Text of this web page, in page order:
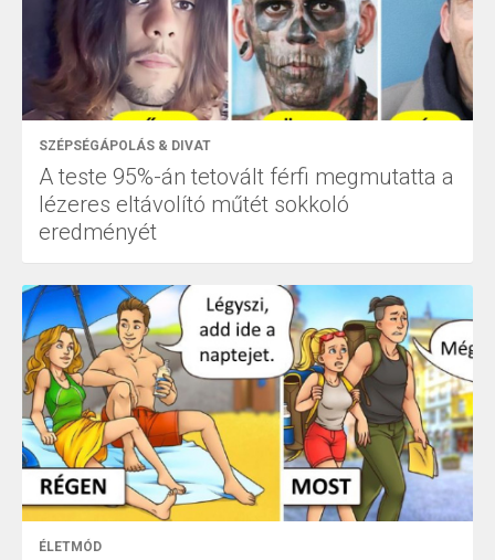
SZÉPSÉGÁPOLÁS & DIVAT
A teste 95%-án tetovált férfi megmutatta a
lézeres eltávolító műtét sokkoló
eredményét
ÉLETMÓD